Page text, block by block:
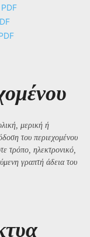
μερική ή
του περιεχομένου
τρόπο, ηλεκτρονικό,
γραπτή άδεια του